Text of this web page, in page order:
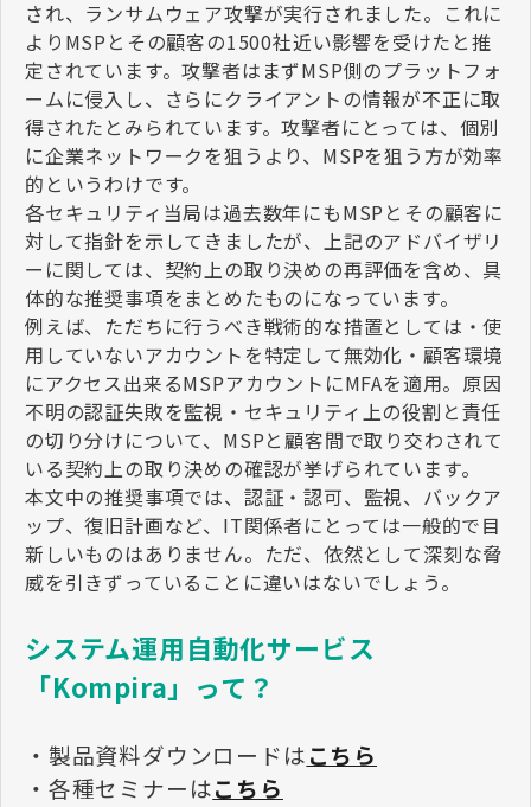
され、ランサムウェア攻撃が実行されました。これに
よりMSPとその顧客の1500社近い影響を受けたと推
定されています。攻撃者はまずMSP側のプラットフォ
ームに侵入し、さらにクライアントの情報が不正に取
得されたとみられています。攻撃者にとっては、個別
に企業ネットワークを狙うより、MSPを狙う方が効率
的というわけです。
各セキュリティ当局は過去数年にもMSPとその顧客に
対して指針を示してきましたが、上記のアドバイザリ
ーに関しては、契約上の取り決めの再評価を含め、具
体的な推奨事項をまとめたものになっています。
例えば、ただちに行うべき戦術的な措置としては・使
用していないアカウントを特定して無効化・顧客環境
にアクセス出来るMSPアカウントにMFAを適用。原因
不明の認証失敗を監視・セキュリティ上の役割と責任
の切り分けについて、MSPと顧客間で取り交わされて
いる契約上の取り決めの確認が挙げられています。
本文中の推奨事項では、認証・認可、監視、バックア
ップ、復旧計画など、IT関係者にとっては一般的で目
新しいものはありません。ただ、依然として深刻な脅
威を引きずっていることに違いはないでしょう。
システム運用自動化サービス
「Kompira」って？
・製品資料ダウンロードはこちら
・各種セミナーはこちら